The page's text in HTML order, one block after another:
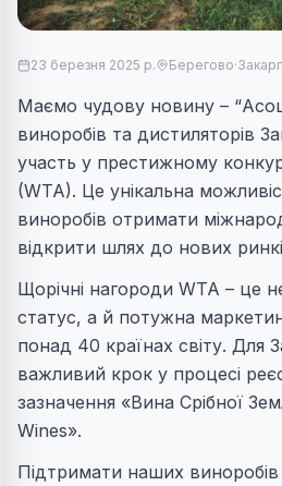
23 березня 2025 р. Берегово·
Маємо чудову новину –
виноробів та дистиляторів
участь у престижному
(WTA). Це унікальна
виноробів отримати
відкрити шлях до нових
Щорічні нагороди WTA – це
статус, а й потужна
понад 40 країнах світу. Для
важливий крок у процесі
зазначення «Вина Срібної
Wines».
Підтримати наших